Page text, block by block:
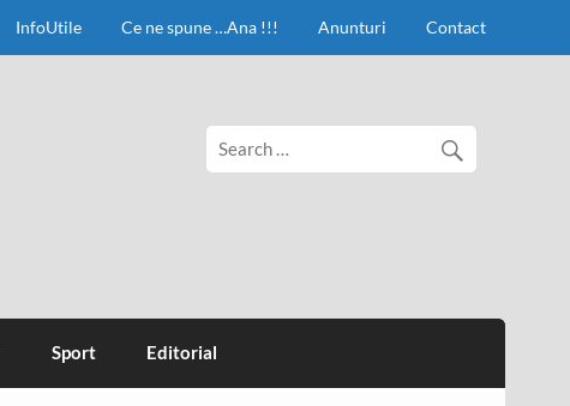
InfoUtile Ce ne spune …Ana !!! Anunturi Contact
Sport Editorial